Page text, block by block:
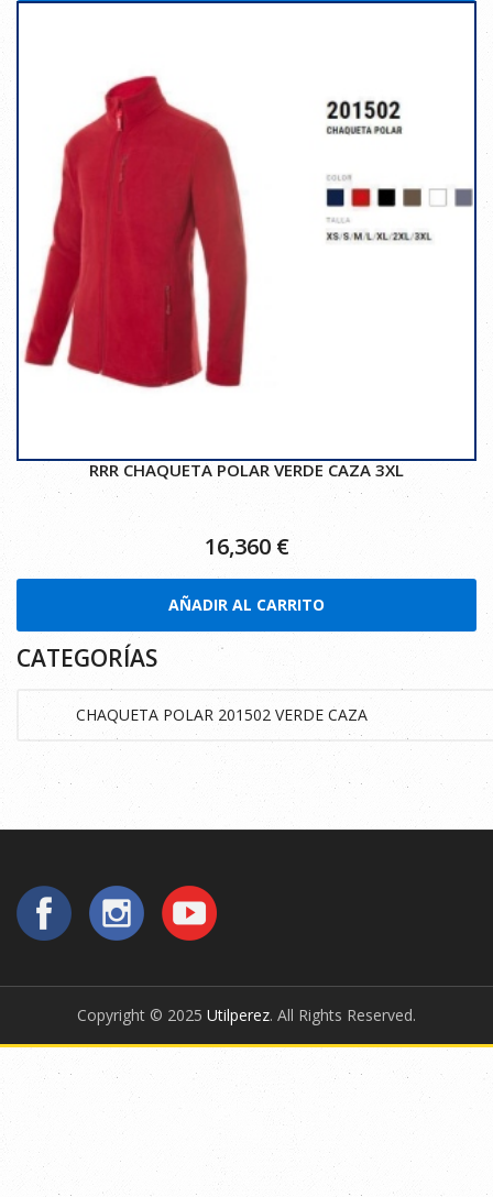
RRR CHAQUETA POLAR VERDE CAZA 3XL
16,360 €
AÑADIR AL CARRITO
CATEGORÍAS
Copyright © 2025 Utilperez. All Rights Reserved.